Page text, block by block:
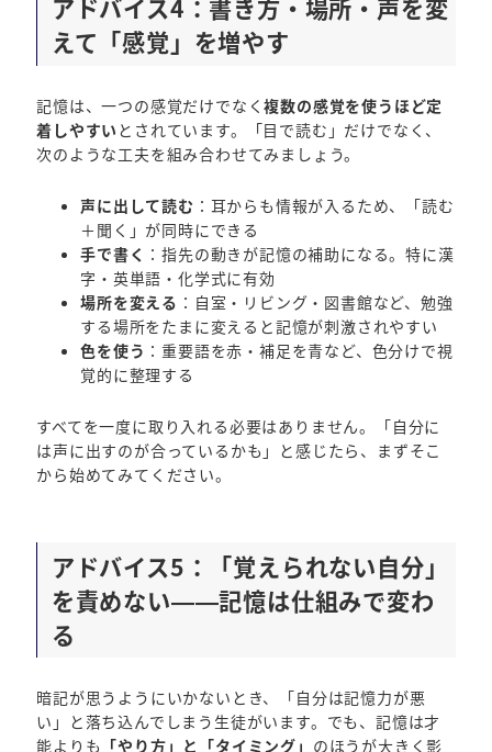
アドバイス4：書き方・場所・声を変
えて「感覚」を増やす
記憶は、一つの感覚だけでなく複数の感覚を使うほど定
着しやすい とされています。「目で読む」だけでなく、
次のような工夫を組み合わせてみましょう。
声に出して読む ：耳からも情報が入るため、「読む
＋聞く」が同時にできる
手で書く ：指先の動きが記憶の補助になる。特に漢
字・英単語・化学式に有効
場所を変える ：自室・リビング・図書館など、勉強
する場所をたまに変えると記憶が刺激されやすい
色を使う ：重要語を赤・補足を青など、色分けで視
覚的に整理する
すべてを一度に取り入れる必要はありません。「自分に
は声に出すのが合っているかも」と感じたら、まずそこ
から始めてみてください。
アドバイス5：「覚えられない自分」
を責めない——記憶は仕組みで変わ
る
暗記が思うようにいかないとき、「自分は記憶力が悪
い」と落ち込んでしまう生徒がいます。でも、記憶は才
能よりも 「やり方」と「タイミング」 のほうが大きく影